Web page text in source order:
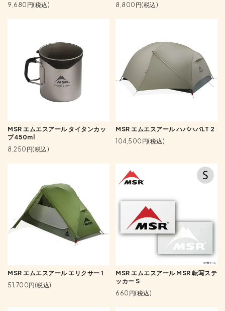
9,680円(税込)
8,800円(税込)
MSR エムエスアール タイタンカッ
プ450ml
8,250円(税込)
MSR エムエスアール ハバハバLT 2
104,500円(税込)
MSR エムエスアール エリクサー 1
51,700円(税込)
MSR エムエスアール MSR 転写ステ
ッカー S
660円(税込)